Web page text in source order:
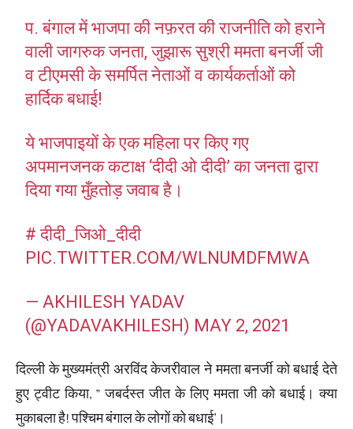
प. बंगाल में भाजपा की नफ़रत की राजनीति को हराने
वाली जागरुक जनता, जुझारू सुश्री ममता बनर्जी जी
व टीएमसी के समर्पित नेताओं व कार्यकर्ताओं को
हार्दिक बधाई!
ये भाजपाइयों के एक महिला पर किए गए
अपमानजनक कटाक्ष ‘दीदी ओ दीदी’ का जनता द्वारा
दिया गया मुँहतोड़ जवाब है।
# दीदी_जिओ_दीदी
PIC.TWITTER.COM/WLNUMDFMWA
— AKHILESH YADAV
(@YADAVAKHILESH) MAY 2, 2021
दिल्ली के मुख्यमंत्री अरविंद केजरीवाल ने ममता बनर्जी को बधाई देते
हुए ट्वीट किया, ” जबर्दस्त जीत के लिए ममता जी को बधाई। क्या
मुकाबला है! पश्चिम बंगाल के लोगों को बधाई’।